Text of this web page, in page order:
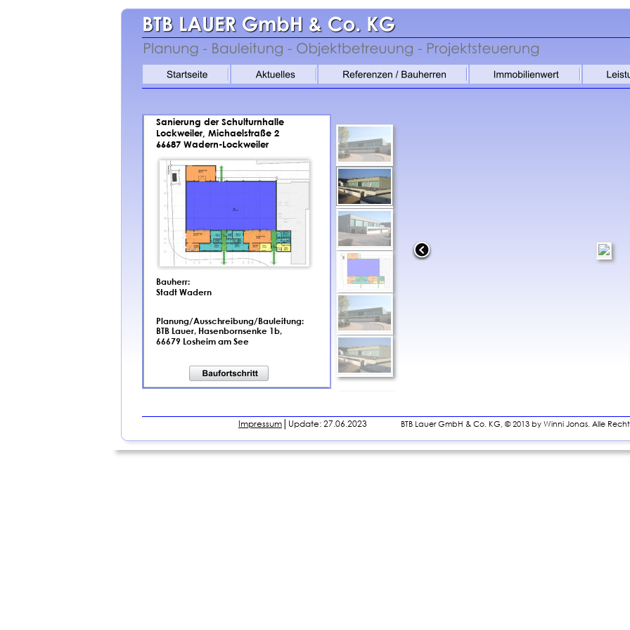
Sanierung der Schulturnhalle
Lockweiler, Michaelstraße 2
66687 Wadern-Lockweiler
Bauherr:
Stadt Wadern
Planung/Ausschreibung/Bauleitung:
BTB Lauer, Hasenbornsenke 1b,
66679 Losheim am See
Impressum │Update: 27.06.2023 BTB Lauer GmbH & Co. KG, © 2013 by Winni Jonas. Alle